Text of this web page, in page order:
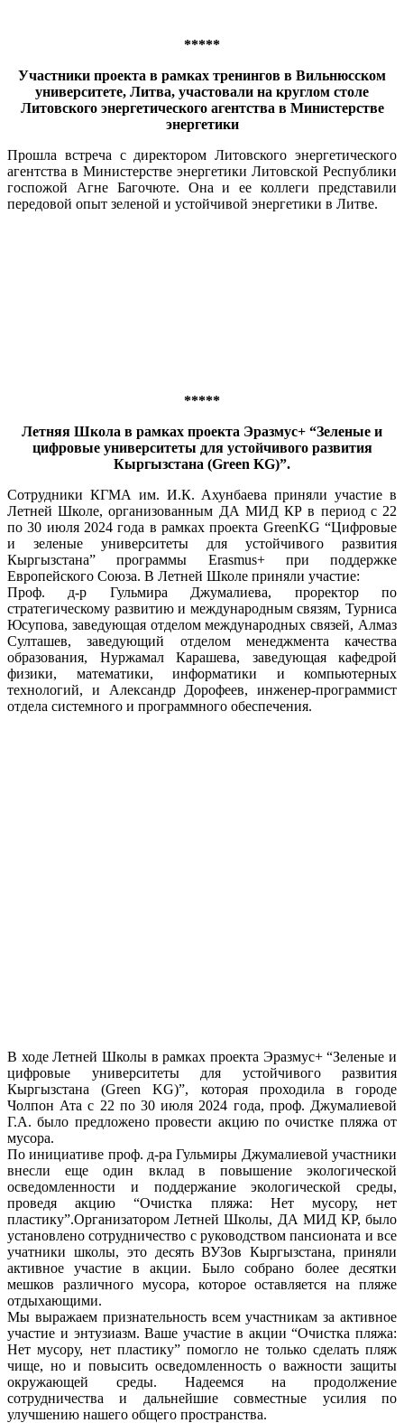
*****
Участники проекта в рамках тренингов в Вильнюсском
университете, Литва, участовали на круглом столе
Литовского энергетического агентства в Министерстве
энергетики
Прошла встреча с директором Литовского энергетического
агентства в Министерстве энергетики Литовской Республики
госпожой Агне Багочюте. Она и ее коллеги представили
передовой опыт зеленой и устойчивой энергетики в Литве.
*****
Летняя Школа в рамках проекта Эразмус+ “Зеленые и
цифровые университеты для устойчивого развития
Кыргызстана (Green KG)”.
Сотрудники КГМА им. И.К. Ахунбаева приняли участие в
Летней Школе, организованным ДА МИД КР в период с 22
по 30 июля 2024 года в рамках проекта GreenKG “Цифровые
и зеленые университеты для устойчивого развития
Кыргызстана” программы Erasmus+ при поддержке
Европейского Союза. В Летней Школе приняли участие:
Проф. д-р Гульмира Джумалиева, проректор по
стратегическому развитию и международным связям, Турниса
Юсупова, заведующая отделом международных связей, Алмаз
Султашев, заведующий отделом менеджмента качества
образования, Нуржамал Карашева, заведующая кафедрой
физики, математики, информатики и компьютерных
технологий, и Александр Дорофеев, инженер-программист
отдела системного и программного обеспечения.
В ходе Летней Школы в рамках проекта Эразмус+ “Зеленые и
цифровые университеты для устойчивого развития
Кыргызстана (Green KG)”, которая проходила в городе
Чолпон Ата с 22 по 30 июля 2024 года, проф. Джумалиевой
Г.А. было предложено провести акцию по очистке пляжа от
мусора.
По инициативе проф. д-ра Гульмиры Джумалиевой участники
внесли еще один вклад в повышение экологической
осведомленности и поддержание экологической среды,
проведя акцию “Очистка пляжа: Нет мусору, нет
пластику”.Организатором Летней Школы, ДА МИД КР, было
установлено сотрудничество с руководством пансионата и все
учатники школы, это десять ВУЗов Кыргызстана, приняли
активное участие в акции. Было собрано более десятки
мешков различного мусора, которое оставляется на пляже
отдыхающими.
Мы выражаем признательность всем участникам за активное
участие и энтузиазм. Ваше участие в акции “Очистка пляжа:
Нет мусору, нет пластику” помогло не только сделать пляж
чище, но и повысить осведомленность о важности защиты
окружающей среды. Надеемся на продолжение
сотрудничества и дальнейшие совместные усилия по
улучшению нашего общего пространства.